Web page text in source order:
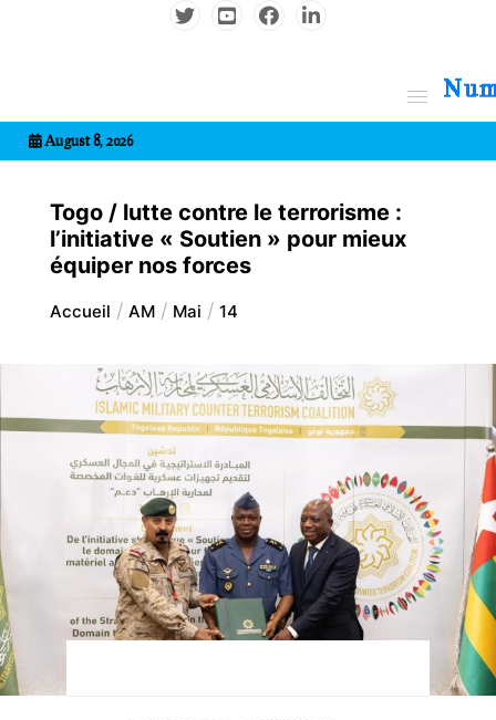
August 8, 2026
Togo / lutte contre le terrorisme :
l’initiative « Soutien » pour mieux
équiper nos forces
Accueil AM Mai 14